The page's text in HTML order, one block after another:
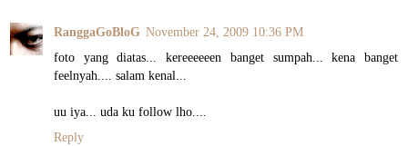
RanggaGoBloG November 24, 2009 10:36 PM
foto yang diatas... kereeeeeen banget sumpah... kena banget
feelnyah.... salam kenal...
uu iya... uda ku follow lho....
Reply